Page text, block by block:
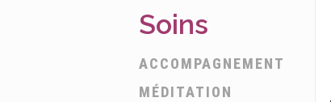
Soins
ACCOMPAGNEMENT
MÉDITATION